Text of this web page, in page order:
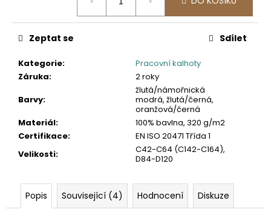
Kategorie:
Pracovní kalhoty
Záruka:
2 roky
Barvy:
žlutá/námořnická
modrá, žlutá/černá,
oranžová/černá
Materiál:
100% bavlna, 320 g/m2
Certifikace:
EN ISO 20471 Třída 1
Velikosti:
C42-C64 (C142-C164),
D84-D120
Zeptat se Sdílet
Popis Související (4) Hodnocení Diskuze